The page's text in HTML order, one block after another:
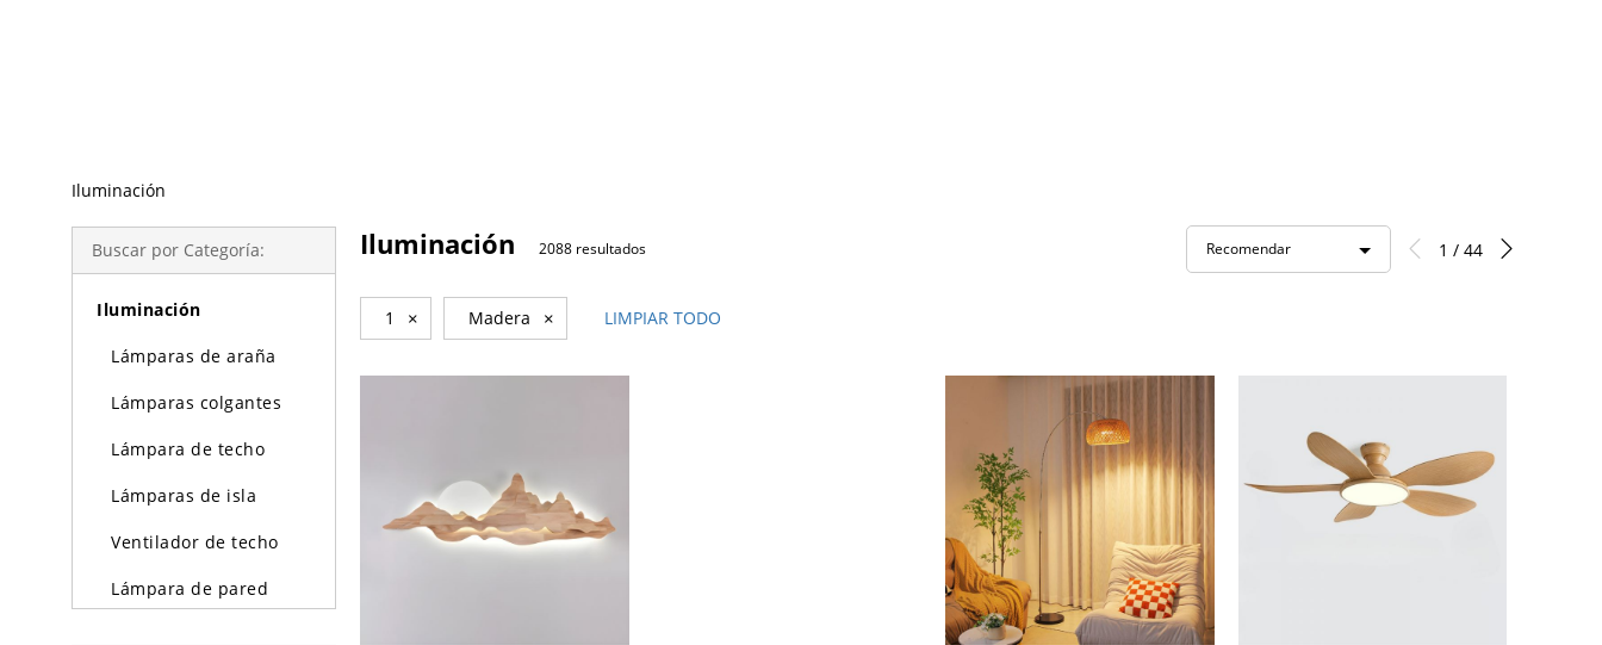
Iluminación
Buscar por Categoría:
Iluminación
Lámparas de araña
Lámparas colgantes
Lámpara de techo
Lámparas de isla
Ventilador de techo
Lámpara de pared
Iluminación 2088 resultados Recomendar 1 / 44
1 × Madera × LIMPIAR TODO